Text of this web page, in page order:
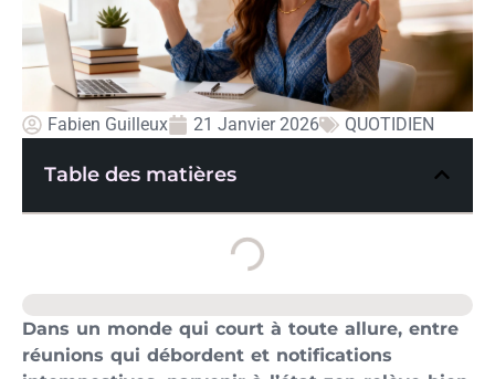
Fabien Guilleux 21 Janvier 2026 QUOTIDIEN
Table des matières
Dans un monde qui court à toute allure, entre
réunions qui débordent et notifications